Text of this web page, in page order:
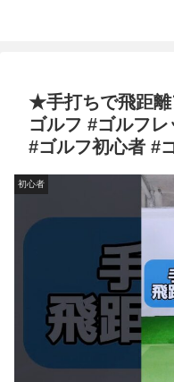
★手打ちで
ゴルフ #ゴルフ
#ゴルフ初心者 #
初心者